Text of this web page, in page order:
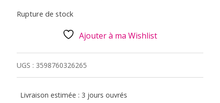
Rupture de stock
Ajouter à ma Wishlist
UGS : 3598760326265
Livraison estimée : 3 jours ouvrés